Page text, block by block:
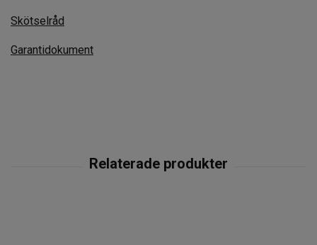
Skötselråd
Garantidokument